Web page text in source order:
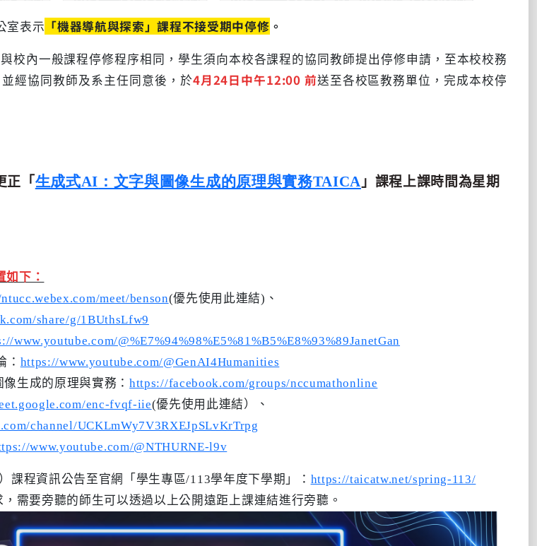
室表示 「機器導航與探索」課程不接受期中停修 。
內一般課程停修程序相同，學生須向本校各課程的協同教師提出停修申請，至本校校務
經協同教師及系主任同意後，於4月24日中午12:00 前送至各校區教務單位，完成本校停
正「 生成式AI ：文字與圖像生成的原理與實務TAICA 」課程上課時間為星期
下：
meet/benson(優先使用此連結)、
share/g/1BUthsLfw9
www.youtube.com/@%E7%94%98%E5%81%B5%E8%93%89JanetGan
： https://www.youtube.com/@GenAI4Humanities
生成的原理與實務：https://facebook.com/groups/nccumathonline
enc-fvqf-iie(優先使用此連結）、
channel/UCKLmWy7V3RXEJpSLvKrTrpg
www.youtube.com/@NTHURNE-l9v
課程資訊公告至官網「學生專區/113學年度下學期」： https://taicatw.net/spring-113/
需要旁聽的師生可以透過以上公開遠距上課連結進行旁聽。